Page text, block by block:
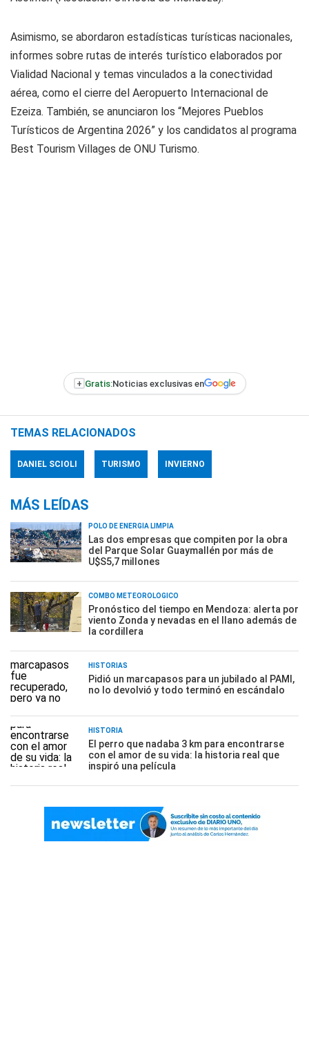
Asimismo, se abordaron estadísticas turísticas nacionales,
informes sobre rutas de interés turístico elaborados por
Vialidad Nacional y temas vinculados a la conectividad
aérea, como el cierre del Aeropuerto Internacional de
Ezeiza. También, se anunciaron los “Mejores Pueblos
Turísticos de Argentina 2026” y los candidatos al programa
Best Tourism Villages de ONU Turismo.
+ Gratis:Noticias exclusivas en
TEMAS RELACIONADOS
DANIEL SCIOLI TURISMO INVIERNO
MÁS LEÍDAS
POLO DE ENERGÍA LIMPIA
Las dos empresas que compiten por la obra
del Parque Solar Guaymallén por más de
U$S5,7 millones
COMBO METEOROLÓGICO
Pronóstico del tiempo en Mendoza: alerta por
viento Zonda y nevadas en el llano además de
la cordillera
HISTORIAS
Pidió un marcapasos para un jubilado al PAMI,
no lo devolvió y todo terminó en escándalo
HISTORIA
El perro que nadaba 3 km para encontrarse
con el amor de su vida: la historia real que
inspiró una película